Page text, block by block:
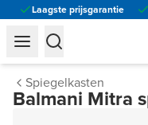
Laagste prijsgarantie
Spiegelkasten
Balmani Mitra